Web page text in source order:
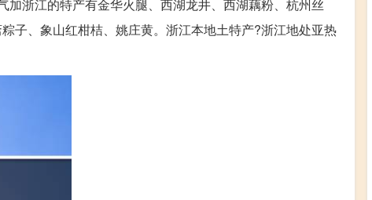
浙江的特产有金华火腿、西湖龙井、西湖藕粉、杭州丝
子、象山红柑桔、姚庄黄。浙江本地土特产?浙江地处亚热